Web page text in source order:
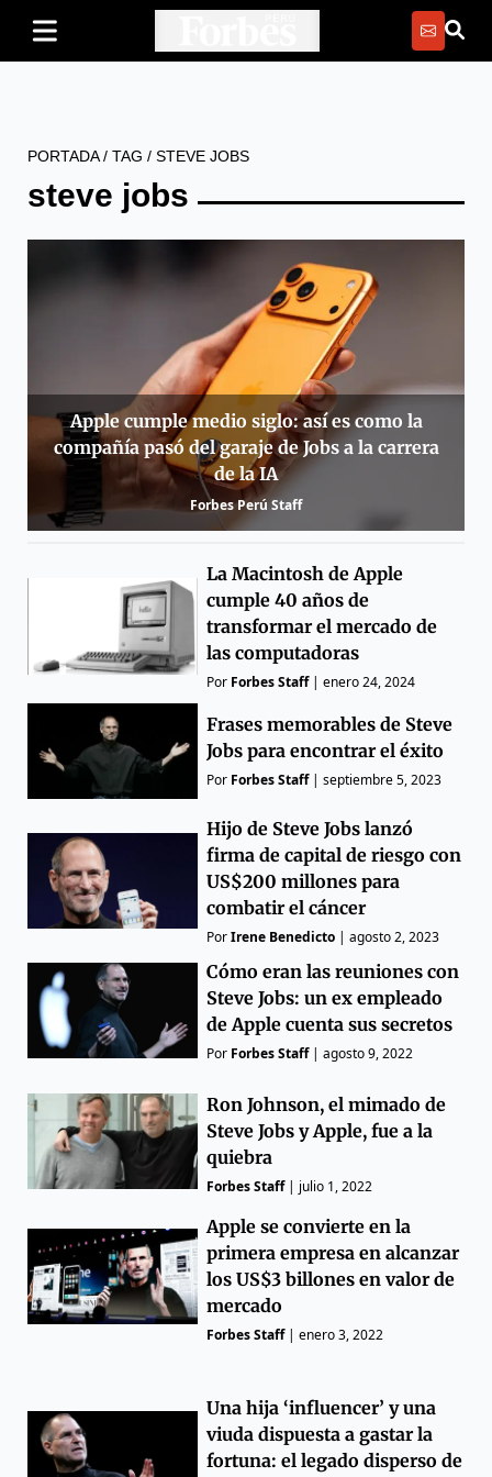
PORTADA/ TAG / STEVE JOBS
steve jobs
Apple cumple medio siglo: así es como la
compañía pasó del garaje de Jobs a la carrera
de la IA
Forbes Perú Staff
La Macintosh de Apple
cumple 40 años de
transformar el mercado de
las computadoras
Por Forbes Staff|enero 24, 2024
Frases memorables de Steve
Jobs para encontrar el éxito
Por Forbes Staff|septiembre 5, 2023
Hijo de Steve Jobs lanzó
firma de capital de riesgo con
US$200 millones para
combatir el cáncer
PorIrene Benedicto |agosto 2, 2023
Cómo eran las reuniones con
Steve Jobs: un ex empleado
de Apple cuenta sus secretos
Por Forbes Staff|agosto 9, 2022
Ron Johnson, el mimado de
Steve Jobs y Apple, fue a la
quiebra
Forbes Staff| julio 1, 2022
Apple se convierte en la
primera empresa en alcanzar
los US$3 billones en valor de
mercado
Forbes Staff|enero 3, 2022
Una hija ‘influencer’ y una
viuda dispuesta a gastar la
fortuna: el legado disperso de